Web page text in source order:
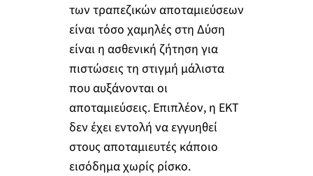
των τραπεζικών αποταμιεύσεων
είναι τόσο χαμηλές στη Δύση
είναι η ασθενική ζήτηση για
πιστώσεις τη στιγμή μάλιστα
που αυξάνονται οι
αποταμιεύσεις. Επιπλέον, η ΕΚΤ
δεν έχει εντολή να εγγυηθεί
στους αποταμιευτές κάποιο
εισόδημα χωρίς ρίσκο.